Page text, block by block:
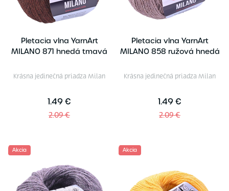
Pletacia vlna YarnArt
MILANO 871 hnedá tmavá
Krásna jedinečná priadza Milan
1.49 €
2.09 €
Pletacia vlna YarnArt
MILANO 858 ružová hnedá
Krásna jedinečná priadza Milan
1.49 €
2.09 €
Akcia Akcia